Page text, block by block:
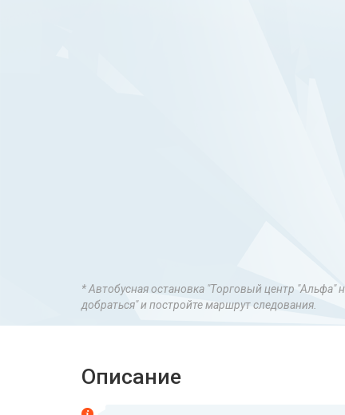
* Автобусная остановка "Tорговый центр "Альфа"
добраться" и постройте маршрут следования.
Описание